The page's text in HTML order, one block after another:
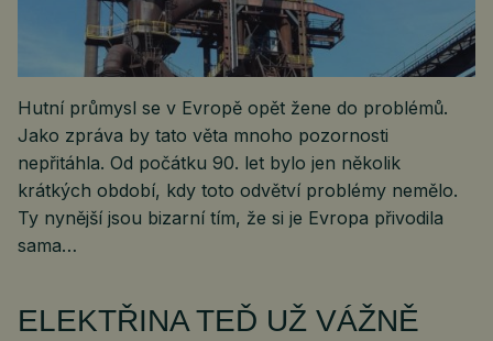
Hutní průmysl se v Evropě opět žene do problémů.
Jako zpráva by tato věta mnoho pozornosti
nepřitáhla. Od počátku 90. let bylo jen několik
krátkých období, kdy toto odvětví problémy nemělo.
Ty nynější jsou bizarní tím, že si je Evropa přivodila
sama…
ELEKTŘINA TEĎ UŽ VÁŽNĚ